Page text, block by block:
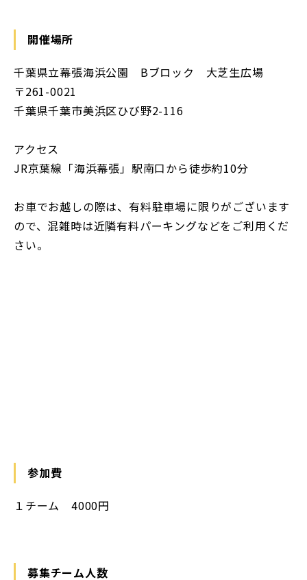
開催場所
千葉県立幕張海浜公園 Bブロック 大芝生広場
〒261-0021
千葉県千葉市美浜区ひび野2-116
アクセス
JR京葉線「海浜幕張」駅南口から徒歩約10分
お車でお越しの際は、有料駐車場に限りがございます
ので、混雑時は近隣有料パーキングなどをご利用くだ
さい。
参加費
１チーム 4000円
募集チーム人数